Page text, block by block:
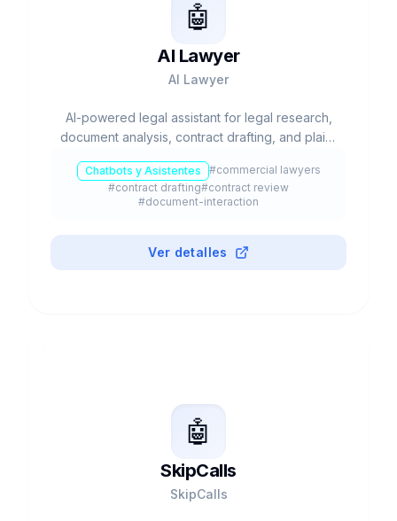
🤖
AI Lawyer
AI Lawyer
AI-powered legal assistant for legal research,
document analysis, contract drafting, and plain-
Chatbots y Asistentes #commercial lawyers
#contract drafting#contract review
#document-interaction
Ver detalles
🤖
SkipCalls
SkipCalls